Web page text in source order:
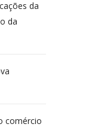
da
da
comércio